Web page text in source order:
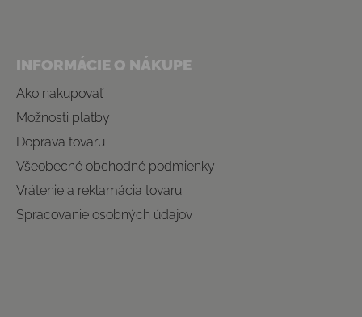
INFORMÁCIE O NÁKUPE
Ako nakupovať
Možnosti platby
Doprava tovaru
Všeobecné obchodné podmienky
Vrátenie a reklamácia tovaru
Spracovanie osobných údajov